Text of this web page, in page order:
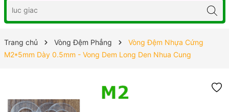
Trang chủ Vòng Đệm Phẳng
Vòng Đệm Nhựa Cứng
M2*5mm Dày 0.5mm - Vong Dem Long Den Nhua Cung